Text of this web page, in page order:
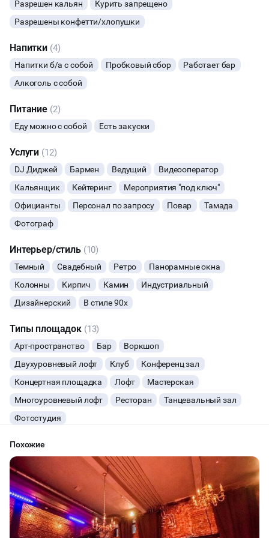
договоренности)
-услуги кейтеринга (оговариваются индивидуально)
-игровая приставка + настольные игры
индивидуально)
Разрешен кальян
Курить запрещено
Разрешены конфетти/хлопушки
Напитки (4)
Напитки б/а с собой Пробковый сбор
Работает бар
Алкоголь с собой
Питание (2)
Еду можно с собой Есть закуски
Услуги (12)
DJ Диджей Бармен Ведущий
Видеооператор
Кальянщик
Кейтеринг
Мероприятия "под ключ"
Официанты
Персонал по запросу Повар
Тамада
Фотограф
Интерьер/стиль (10)
Темный Свадебный Ретро
Панорамные окна
Колонны
Кирпич Камин
Индустриальный
Дизайнерский
В стиле 90х
Типы площадок (13)
Арт-пространство Бар
Воркшоп
Двухуровневый лофт
Клуб
Конференц зал
Концертная площадка
Лофт
Мастерская
Многоуровневый лофт
Ресторан
Танцевальный зал
Фотостудия
ПРЕЗЕНТАЦИЯ АВТО
Похожие